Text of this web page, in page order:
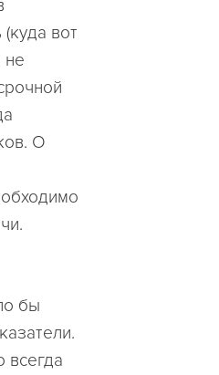
вот
не
О
бы
всегда